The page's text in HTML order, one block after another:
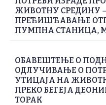
ЖИВОТНУ СРЕДИНУ
ПРЕЋИШЋАВАЊЕ
ПУМПНА СТАНИЦА,
ОБАВЕШТЕЊЕ О
ОДЛУЧИВАЊЕ О
УТИЦАЈА НА
ПРЕКО БЕГЕЈА
ТОРАК